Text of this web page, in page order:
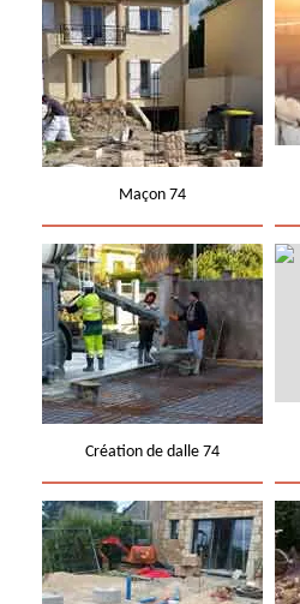
Maçon 74
Création de dalle 74